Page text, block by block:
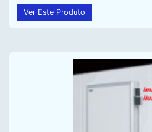
Ver Este Produto